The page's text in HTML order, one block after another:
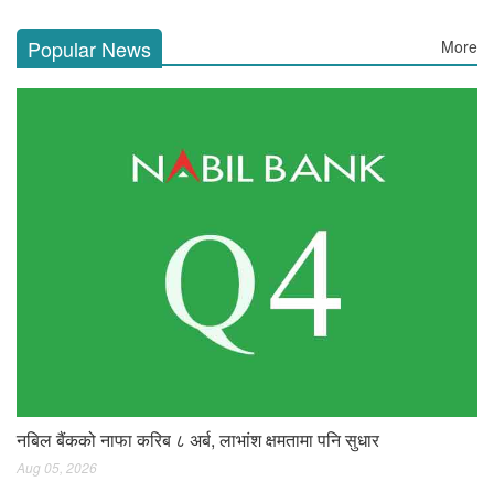
Popular News More
नबिल बैंकको नाफा करिब ८ अर्ब, लाभांश क्षमतामा पनि सुधार
Aug 05, 2026